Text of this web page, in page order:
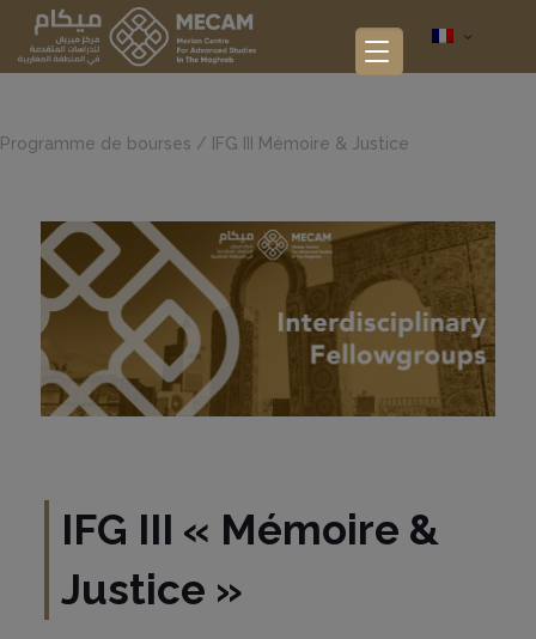
Programme de bourses / IFG III Mémoire & Justice
IFG III « Mémoire &
Justice »